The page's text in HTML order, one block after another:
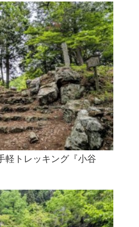
軽トレッキング『小谷